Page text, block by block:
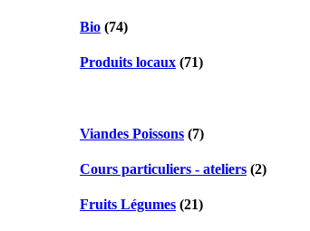
Bio (74)
Produits locaux (71)
Viandes Poissons (7)
Cours particuliers - ateliers (2)
Fruits Légumes (21)